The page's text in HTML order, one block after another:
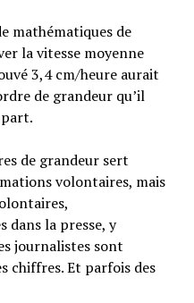
mathématiques de
la vitesse moyenne
3,4 cm/heure aurait
de grandeur qu’il
de grandeur sert
volontaires, mais
dans la presse, y
journalistes sont
chiffres. Et parfois des